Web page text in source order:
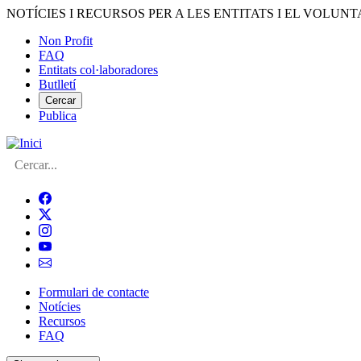
Vés
contingut
NOTÍCIES I RECURSOS PER A LES ENTITATS I EL
Menú
del
compte
d'usuari
Non Profit
FAQ
Entitats col·laboradores
Butlletí
Cercar
Publica
Cerca
Navegació
principal
de
Formulari de contacte
Notícies
Recursos
FAQ